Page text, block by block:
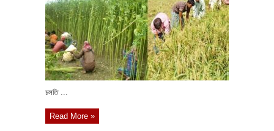
চলতি ...
Read More »